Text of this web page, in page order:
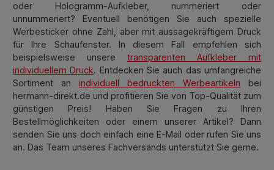
oder Hologramm-Aufkleber, nummeriert oder
unnummeriert? Eventuell benötigen Sie auch spezielle
Werbesticker ohne Zahl, aber mit aussagekräftigem Druck
für Ihre Schaufenster. In diesem Fall empfehlen sich
beispielsweise unsere transparenten Aufkleber mit
individuellem Druck. Entdecken Sie auch das umfangreiche
Sortiment an individuell bedruckten Werbeartikeln bei
hermann-direkt.de und profitieren Sie von Top-Qualität zum
günstigen Preis! Haben Sie Fragen zu Ihren
Bestellmöglichkeiten oder einem unserer Artikel? Dann
senden Sie uns doch einfach eine E-Mail oder rufen Sie uns
an. Das Team unseres Fachversands unterstützt Sie gerne.